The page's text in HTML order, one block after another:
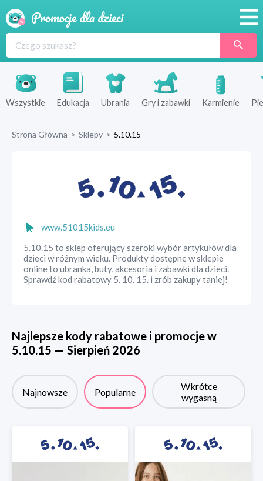
Produkty
Sklepy
Wszystkie Edukacja Ubrania Gry i zabawki Karmienie
Strona Główna > Sklepy > 5.10.15
www.51015kids.eu
5.10.15 to sklep oferujący szeroki wybór artykułów dla
dzieci w różnym wieku. Produkty dostępne w sklepie
online to ubranka, buty, akcesoria i zabawki dla dzieci.
Sprawdź kod rabatowy 5. 10. 15. i zrób zakupy taniej!
Najlepsze kody rabatowe i promocje w
5.10.15 — Sierpień 2026
Najnowsze Popularne
Wkrótce
wygasną